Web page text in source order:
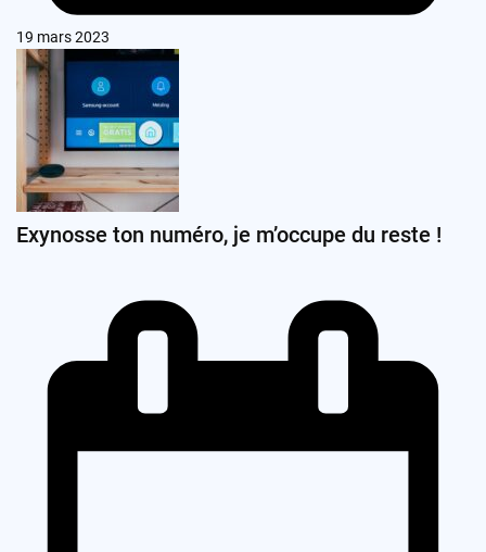
19 mars 2023
Exynosse ton numéro, je m’occupe du reste !